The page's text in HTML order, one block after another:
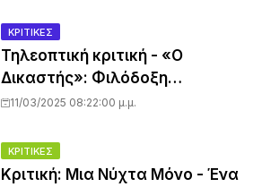
ΚΡΙΤΙΚΈΣ
Τηλεοπτική κριτική - «Ο
Δικαστής»: Φιλόδοξη
παραγωγή με κύρος, αλλά
11/03/2025 08:22:00 μ.μ.
ΚΡΙΤΙΚΈΣ
Κριτική: Μια Νύχτα Μόνο - Ένα